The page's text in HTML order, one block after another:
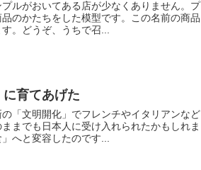
ルがおいてある店が少なくありません。プ
のかたちをした模型です。この名前の商品
。どうぞ、うちで召...
育てあげた
「文明開化」でフレンチやイタリアンなど
までも日本人に受け入れられたかもしれま
へと変容したのです...